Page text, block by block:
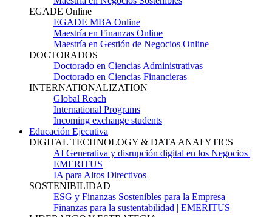
EGADE Online
EGADE MBA Online
Maestría en Finanzas Online
Maestría en Gestión de Negocios Online
DOCTORADOS
Doctorado en Ciencias Administrativas
Doctorado en Ciencias Financieras
INTERNATIONALIZATION
Global Reach
International Programs
Incoming exchange students
Educación Ejecutiva
DIGITAL TECHNOLOGY & DATA ANALYTICS
AI Generativa y disrupción digital en los Negocios |
EMERITUS
IA para Altos Directivos
SOSTENIBILIDAD
ESG y Finanzas Sostenibles para la Empresa
Finanzas para la sustentabilidad | EMERITUS